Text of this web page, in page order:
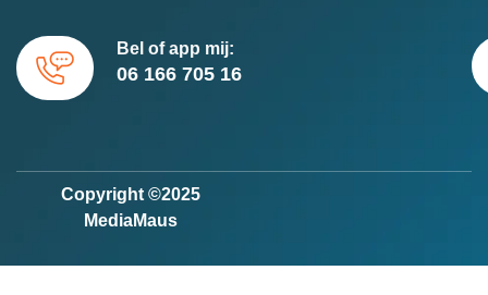
Bel of app mij:
06 166 705 16
Copyright ©2025
MediaMaus